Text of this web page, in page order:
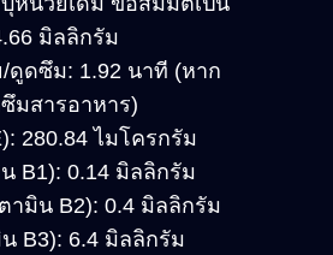
มิลลิกรัม
/ดูดซึม: 1.92 นาที (หาก
มสารอาหาร)
280.84 ไมโครกรัม
B1): 0.14 มิลลิกรัม
ามิน B2): 0.4 มิลลิกรัม
B3): 6.4 มิลลิกรัม